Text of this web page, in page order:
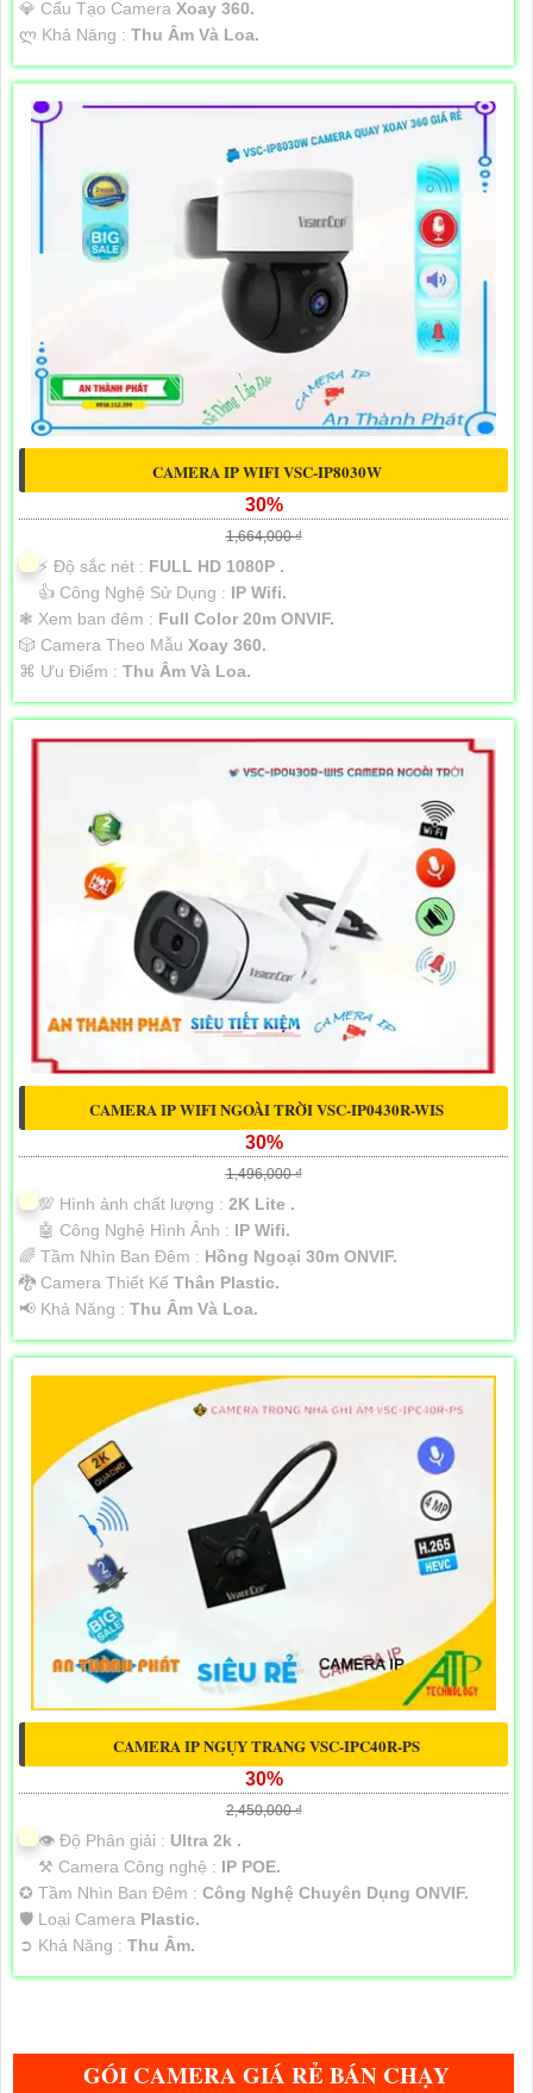
💎 Cấu Tạo Camera Xoay 360.
️ლ Khả Năng : Thu Âm Và Loa.
CAMERA IP WIFI VSC-IP8030W
30%
1,664,000 ₫
️⚡ Độ sắc nét : FULL HD 1080P .
👍 Công Nghệ Sử Dụng : IP Wifi.
❃ Xem ban đêm : Full Color 20m ONVIF.
🎲 Camera Theo Mẫu Xoay 360.
️⌘ Ưu Điểm : Thu Âm Và Loa.
CAMERA IP WIFI NGOÀI TRỜI VSC-IP0430R-WIS
30%
1,496,000 ₫
💯 Hình ảnh chất lượng : 2K Lite .
🤖️ Công Nghệ Hình Ảnh : IP Wifi.
🌈 Tầm Nhìn Ban Đêm : Hồng Ngoại 30m ONVIF.
🐉️ Camera Thiết Kế Thân Plastic.
️📢 Khả Năng : Thu Âm Và Loa.
CAMERA IP NGỤY TRANG VSC-IPC40R-PS
30%
2,450,000 ₫
👁 Độ Phân giải : Ultra 2k .
⚒ Camera Công nghệ : IP POE.
✪ Tầm Nhìn Ban Đêm : Công Nghệ Chuyên Dụng ONVIF.
🛡 Loại Camera Plastic.
️➲ Khả Năng : Thu Âm.
GÓI CAMERA GIÁ RẺ BÁN CHẠY